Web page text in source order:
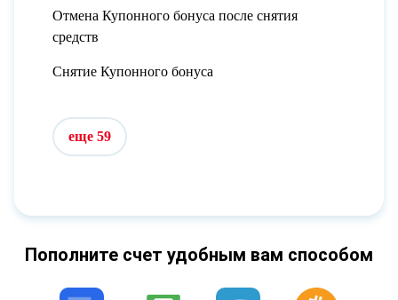
Отмена Купонного бонуса после снятия
средств
Снятие Купонного бонуса
еще 59
Пополните счет удобным вам способом